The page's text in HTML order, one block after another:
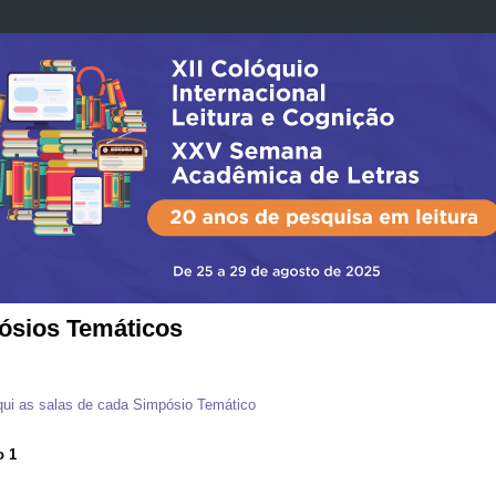
Temáticos
as salas de cada Simpósio Temático
1